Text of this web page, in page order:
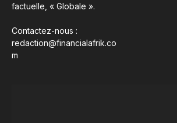
factuelle, « Globale ».
Contactez-nous :
redaction@financialafrik.co
m